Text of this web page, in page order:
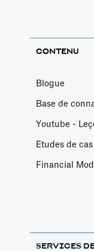
CONTENU
Blogue
Base de
Youtube -
Etudes de cas
Financial
SERVICES